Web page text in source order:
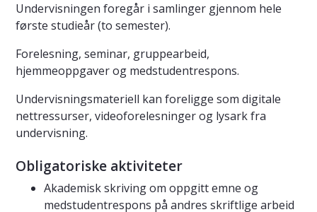
Undervisningen foregår i samlinger gjennom hele
første studieår (to semester).
Forelesning, seminar, gruppearbeid,
hjemmeoppgaver og medstudentrespons.
Undervisningsmateriell kan foreligge som digitale
nettressurser, videoforelesninger og lysark fra
undervisning.
Obligatoriske aktiviteter
Akademisk skriving om oppgitt emne og
medstudentrespons på andres skriftlige arbeid